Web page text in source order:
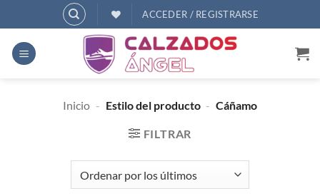
al
contenido
ACCEDER / REGISTRARSE
Inicio - Estilo del producto - Cáñamo
FILTRAR